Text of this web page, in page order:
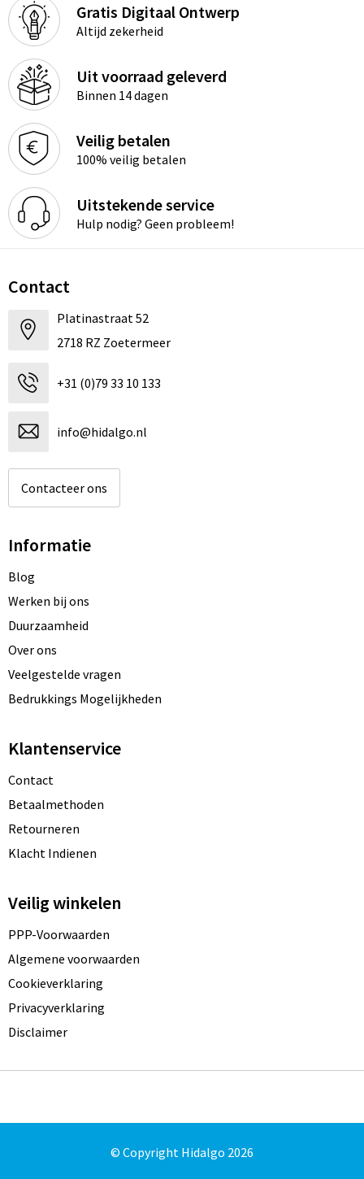
Gratis Digitaal Ontwerp
Altijd zekerheid
Uit voorraad geleverd
Binnen 14 dagen
Veilig betalen
100% veilig betalen
Uitstekende service
Hulp nodig? Geen probleem!
Contact
Platinastraat 52
2718 RZ Zoetermeer
+31 (0)79 33 10 133
info@hidalgo.nl
Contacteer ons
Informatie
Blog
Werken bij ons
Duurzaamheid
Over ons
Veelgestelde vragen
Bedrukkings Mogelijkheden
Klantenservice
Contact
Betaalmethoden
Retourneren
Klacht Indienen
Veilig winkelen
PPP-Voorwaarden
Algemene voorwaarden
Cookieverklaring
Privacyverklaring
Disclaimer
© Copyright Hidalgo 2026